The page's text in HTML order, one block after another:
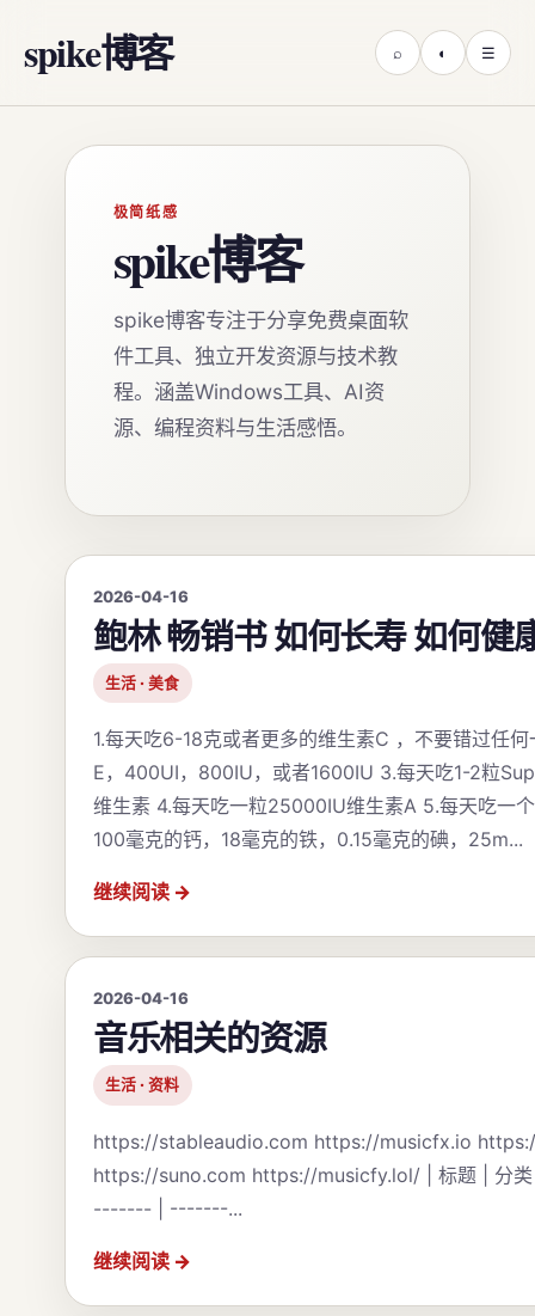
spike博客 ⌕ ◐ ☰
极简纸感
spike博客
spike博客专注于分享免费桌面软
件工具、独立开发资源与技术教
程。涵盖Windows工具、AI资
源、编程资料与生活感悟。
2026-04-16
鲍林 畅销书 如何长寿 如何健
生活 · 美食
1.每天吃6-18克或者更多的维生素C ，不要错过任
E，400UI，800IU，或者1600IU 3.每天吃1-2粒
维生素 4.每天吃一粒25000IU维生素A 5.每天吃一
100毫克的钙，18毫克的铁，0.15毫克的碘，25m...
继续阅读
2026-04-16
音乐相关的资源
生活 · 资料
https://stableaudio.com https://musicfx.io
https://suno.com https://musicfy.lol/ | 标题 | 分
------- | -------...
继续阅读